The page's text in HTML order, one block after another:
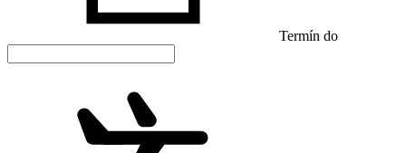
Termín do